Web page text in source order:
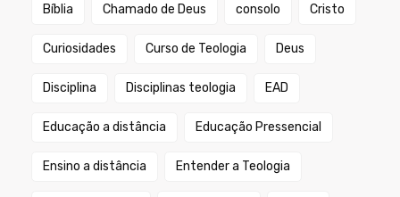
Bíblia Chamado de Deus consolo Cristo
Curiosidades Curso de Teologia Deus
Disciplina Disciplinas teologia EAD
Educação a distância Educação Pressencial
Ensino a distância Entender a Teologia